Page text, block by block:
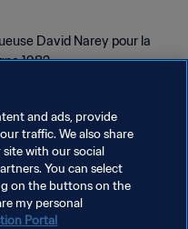
David Narey pour la
1982.
and ads, provide
traffic. We also share
with our social
You can select
on the buttons on the
my personal
Portal